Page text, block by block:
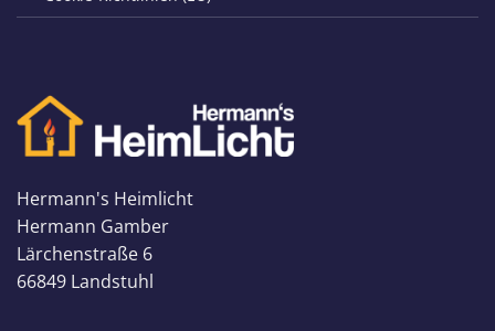
Hermann's Heimlicht
Hermann Gamber
Lärchenstraße 6
66849 Landstuhl